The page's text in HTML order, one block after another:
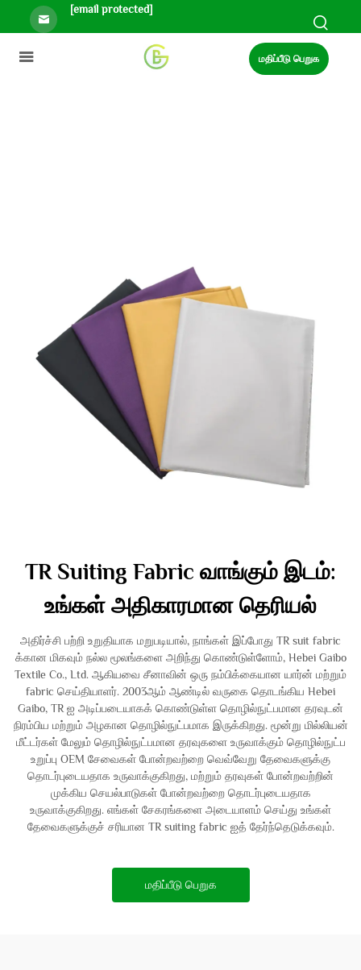
[email protected]
மதிப்பீடு பெறுக
TR Suiting Fabric வாங்கும் இடம்:
உங்கள் அதிகாரமான தெரியல்
அதிர்ச்சி பற்றி உறுதியாக மறுபடியால், நாங்கள் இப்போது TR suit fabric
க்கான மிகவும் நல்ல மூலங்களை அறிந்து கொண்டுள்ளோம், Hebei Gaibo
Textile Co., Ltd. ஆகியவை சீனாவின் ஒரு நம்பிக்கையான யார்ன் மற்றும்
fabric செய்தியாளர். 2003ஆம் ஆண்டில் வருகை தொடங்கிய Hebei
Gaibo, TR ஐ அடிப்படையாகக் கொண்டுள்ள தொழில்நுட்பமான தரவுடன்
நிரம்பிய மற்றும் அழகான தொழில்நுட்பமாக இருக்கிறது. மூன்று மில்லியன்
மீட்டர்கள் மேலும் தொழில்நுட்பமான தரவுகளை உருவாக்கும் தொழில்நுட்ப
உறுப்பு OEM சேவைகள் போன்றவற்றை வெவ்வேறு தேவைகளுக்கு
தொடர்புடையதாக உருவாக்குகிறது, மற்றும் தரவுகள் போன்றவற்றின்
முக்கிய செயல்பாடுகள் போன்றவற்றை தொடர்புடையதாக
உருவாக்குகிறது. எங்கள் சேகரங்களை அடையாளம் செய்து உங்கள்
தேவைகளுக்குச் சரியான TR suiting fabric ஐத் தேர்ந்தெடுக்கவும்.
மதிப்பீடு பெறுக